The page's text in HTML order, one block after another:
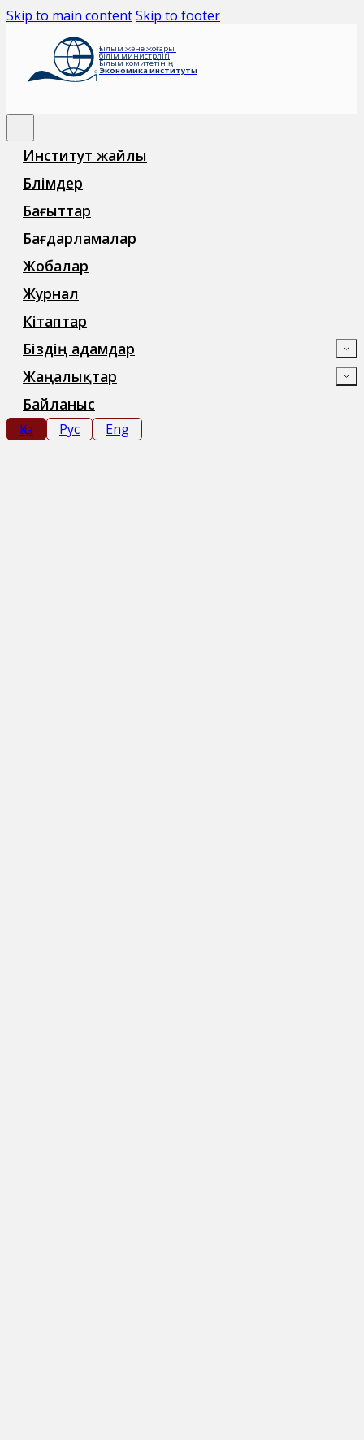
Skip to main contentSkip to footer
Ғылым және жоғары
білім министрлігі
Ғылым комитетінің
Экономика институты
Институт жайлы
Бөлімдер
Бағыттар
Бағдарламалар
Жобалар
Журнал
Кітаптар
Біздің адамдар
Жаңалықтар
Байланыс
Қаз Рус Eng